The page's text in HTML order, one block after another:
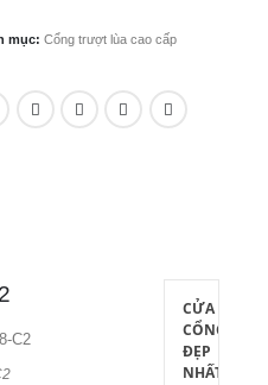
mục:Cổng trượt lùa cao cấp
CỬA
CỔNG
ĐẸP
NHẤT